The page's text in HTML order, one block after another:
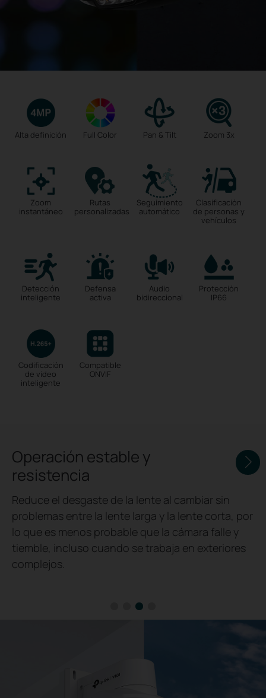
Alta definición Full Color Pan & Tilt Zoom 3x
Zoom
instantáneo
Rutas
personalizadas
Seguimiento
automático
Clasificación
de personas y
vehículos
Detección
inteligente
Defensa
activa
Audio
bidireccional
Protección
IP66
Codificación
de video
inteligente
Compatible
ONVIF
Operación estable y
resistencia
Reduce el desgaste de la lente al cambiar sin
problemas entre la lente larga y la lente corta, por
lo que es menos probable que la cámara falle y
tiemble, incluso cuando se trabaja en exteriores
complejos.